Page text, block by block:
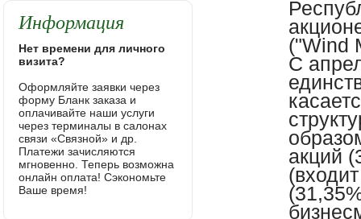
("Wind
С
акций
Информация
Нет времени для личного
визита?
Оформляйте заявки через
форму Бланк заказа и
оплачивайте наши услуги
через терминалы в салонах
связи «Связной» и др.
Платежи зачисляются
мгновенно. Теперь возможна
онлайн оплата! Сэкономьте
Ваше время!